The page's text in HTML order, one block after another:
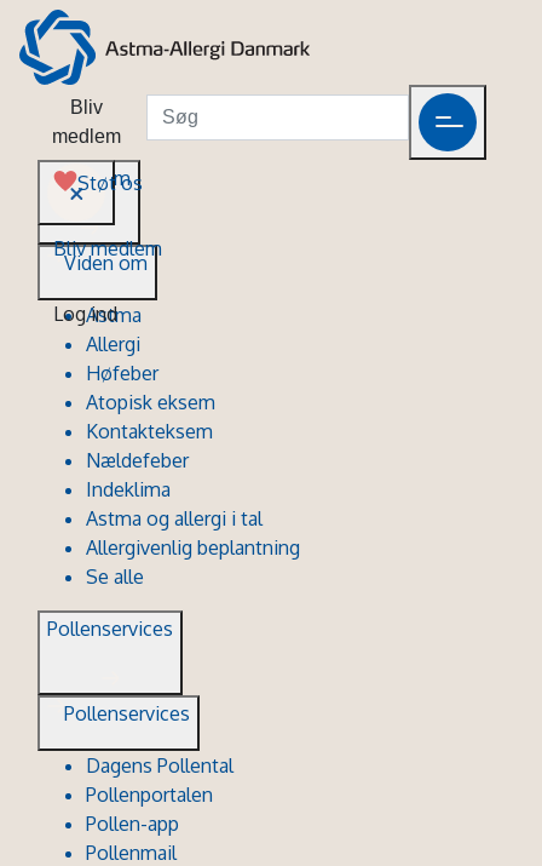
Bliv
medlem
Støt os
Bliv medlem
Log ind
Viden om
Viden om
Astma
Allergi
Høfeber
Atopisk eksem
Kontakteksem
Nældefeber
Indeklima
Astma og allergi i tal
Allergivenlig beplantning
Se alle
Pollenservices
Pollenservices
Dagens Pollental
Pollenportalen
Pollen-app
Pollenmail